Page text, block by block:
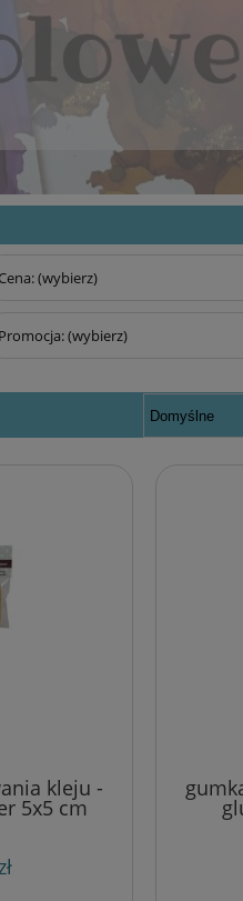
Cena: (wybierz)
Promocja: (wybierz)
kleju -
5x5 cm